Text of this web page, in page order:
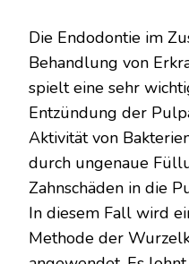
Die Endodontie im
Behandlung von
spielt eine sehr
Entzündung der
Aktivität von
durch ungenaue
Zahnschäden in die
In diesem Fall wird
Methode der